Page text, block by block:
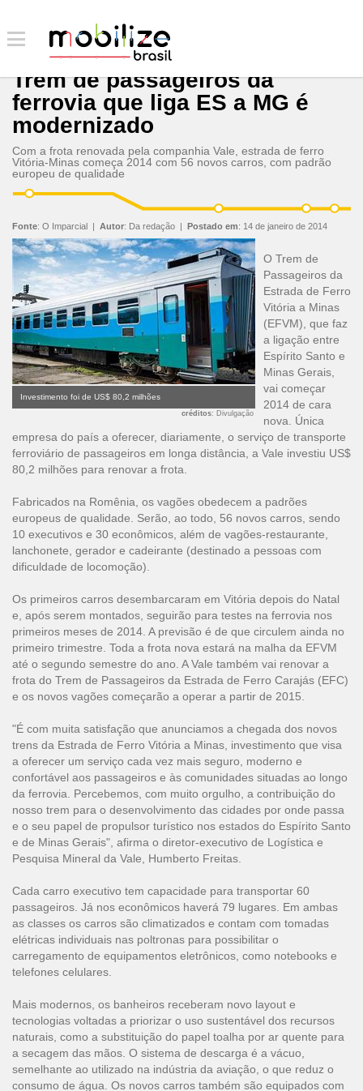
Trem de passageiros da
ferrovia que liga ES a MG é
modernizado
Com a frota renovada pela companhia Vale, estrada de ferro
Vitória-Minas começa 2014 com 56 novos carros, com padrão
europeu de qualidade
Fonte: O Imparcial | Autor: Da redação | Postado em: 14 de janeiro de 2014
Investimento foi de US$ 80,2 milhões
créditos: Divulgação
O Trem de
Passageiros da
Estrada de Ferro
Vitória a Minas
(EFVM), que faz
a ligação entre
Espírito Santo e
Minas Gerais,
vai começar
2014 de cara
nova. Única
empresa do país a oferecer, diariamente, o serviço de transporte
ferroviário de passageiros em longa distância, a Vale investiu US$
80,2 milhões para renovar a frota.
Fabricados na Romênia, os vagões obedecem a padrões
europeus de qualidade. Serão, ao todo, 56 novos carros, sendo
10 executivos e 30 econômicos, além de vagões-restaurante,
lanchonete, gerador e cadeirante (destinado a pessoas com
dificuldade de locomoção).
Os primeiros carros desembarcaram em Vitória depois do Natal
e, após serem montados, seguirão para testes na ferrovia nos
primeiros meses de 2014. A previsão é de que circulem ainda no
primeiro trimestre. Toda a frota nova estará na malha da EFVM
até o segundo semestre do ano. A Vale também vai renovar a
frota do Trem de Passageiros da Estrada de Ferro Carajás (EFC)
e os novos vagões começarão a operar a partir de 2015.
"É com muita satisfação que anunciamos a chegada dos novos
trens da Estrada de Ferro Vitória a Minas, investimento que visa
a oferecer um serviço cada vez mais seguro, moderno e
confortável aos passageiros e às comunidades situadas ao longo
da ferrovia. Percebemos, com muito orgulho, a contribuição do
nosso trem para o desenvolvimento das cidades por onde passa
e o seu papel de propulsor turístico nos estados do Espírito Santo
e de Minas Gerais", afirma o diretor-executivo de Logística e
Pesquisa Mineral da Vale, Humberto Freitas.
Cada carro executivo tem capacidade para transportar 60
passageiros. Já nos econômicos haverá 79 lugares. Em ambas
as classes os carros são climatizados e contam com tomadas
elétricas individuais nas poltronas para possibilitar o
carregamento de equipamentos eletrônicos, como notebooks e
telefones celulares.
Mais modernos, os banheiros receberam novo layout e
tecnologias voltadas a priorizar o uso sustentável dos recursos
naturais, como a substituição do papel toalha por ar quente para
a secagem das mãos. O sistema de descarga é a vácuo,
semelhante ao utilizado na indústria da aviação, o que reduz o
consumo de água. Os novos carros também são equipados com